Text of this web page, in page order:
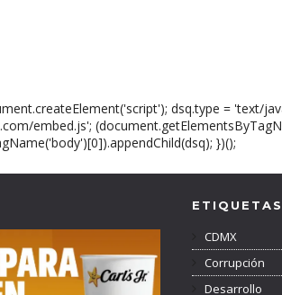
dsq.type = 'text/
embed.js';
})();
CDMX
Corrupción
Desarrollo